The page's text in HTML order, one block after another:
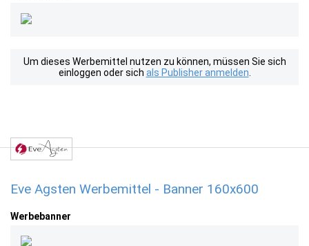
Um dieses Werbemittel nutzen zu können, müssen Sie sich
einloggen oder sich als Publisher anmelden
Eve Agsten Werbemittel - Banner 160x600
Werbebanner